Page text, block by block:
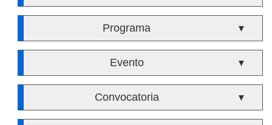
Programa ▼
Evento ▼
Convocatoria ▼